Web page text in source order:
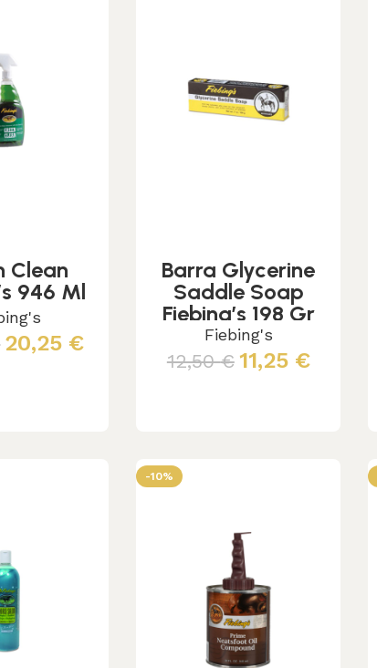
Clean
946 Ml
20,25 €
Barra Glycerine
Saddle Soap
Fiebing’s 198 Gr
Fiebing's
12,50€ 11,25 €
-10%